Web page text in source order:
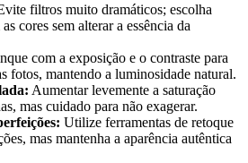
⁤filtros muito⁤ dramáticos; escolha
cores sem ‌alterar a essência da
com⁤ a exposição e o⁢ contraste para
fotos,‌ mantendo a ​luminosidade natural.
⁣Aumentar levemente a saturação
mas⁢ cuidado para não exagerar.
‍Utilize ferramentas de ‌retoque
mas mantenha a aparência autêntica